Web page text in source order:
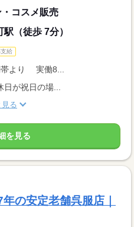
コスメ販売
（徒歩 7分）
給
帯より 実働8...
が祝日の場...
見る
を見る
の安定老舗呉服店｜